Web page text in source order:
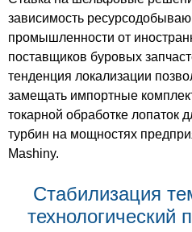
зависимость
промышленности от
поставщиков буровых
тенденция локализации
замещать импортные
токарной обработке лопаток
турбин на мощностях
Mashiny.
Стабилизация
технологический